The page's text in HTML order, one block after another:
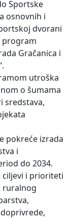
Sportske
osnovnih i
dvorani
program
Gračanica i
utroška
o šumama
sredstava,
pokreće izrada
i
do 2034.
i prioriteti
ruralnog